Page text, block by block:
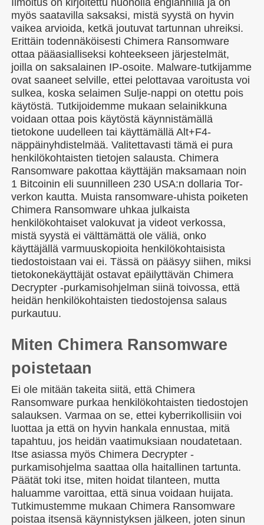
Ilmoitus on kirjoitettu huonolla englannilla ja on
myös saatavilla saksaksi, mistä syystä on hyvin
vaikea arvioida, ketkä joutuvat tartunnan uhreiksi.
Erittäin todennäköisesti Chimera Ransomware
ottaa pääasialliseksi kohteekseen järjestelmät,
joilla on saksalainen IP-osoite. Malware-tutkijamme
ovat saaneet selville, ettei pelottavaa varoitusta voi
sulkea, koska selaimen Sulje-nappi on otettu pois
käytöstä. Tutkijoidemme mukaan selainikkuna
voidaan ottaa pois käytöstä käynnistämällä
tietokone uudelleen tai käyttämällä Alt+F4-
näppäinyhdistelmää. Valitettavasti tämä ei pura
henkilökohtaisten tietojen salausta. Chimera
Ransomware pakottaa käyttäjän maksamaan noin
1 Bitcoinin eli suunnilleen 230 USA:n dollaria Tor-
verkon kautta. Muista ransomware-uhista poiketen
Chimera Ransomware uhkaa julkaista
henkilökohtaiset valokuvat ja videot verkossa,
mistä syystä ei välttämättä ole väliä, onko
käyttäjällä varmuuskopioita henkilökohtaisista
tiedostoistaan vai ei. Tässä on pääsyy siihen, miksi
tietokonekäyttäjät ostavat epäilyttävän Chimera
Decrypter -purkamisohjelman siinä toivossa, että
heidän henkilökohtaisten tiedostojensa salaus
purkautuu.
Miten Chimera Ransomware
poistetaan
Ei ole mitään takeita siitä, että Chimera
Ransomware purkaa henkilökohtaisten tiedostojen
salauksen. Varmaa on se, ettei kyberrikollisiin voi
luottaa ja että on hyvin hankala ennustaa, mitä
tapahtuu, jos heidän vaatimuksiaan noudatetaan.
Itse asiassa myös Chimera Decrypter -
purkamisohjelma saattaa olla haitallinen tartunta.
Päätät toki itse, miten hoidat tilanteen, mutta
haluamme varoittaa, että sinua voidaan huijata.
Tutkimustemme mukaan Chimera Ransomware
poistaa itsensä käynnistyksen jälkeen, joten sinun